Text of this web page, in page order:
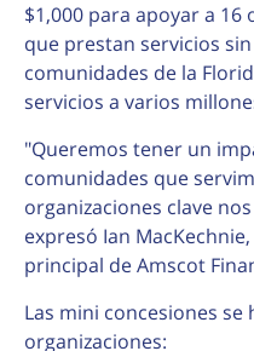
$1,000 para apoyar a
que prestan servicios
comunidades de la
servicios a varios
"Queremos tener un
comunidades que
organizaciones clave
expresó Ian
principal de Amscot
Las mini concesiones
organizaciones: